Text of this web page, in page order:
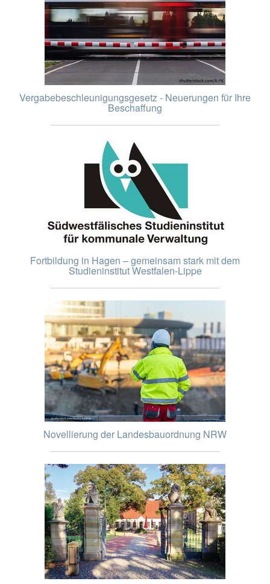
Vergabebeschleunigungsgesetz - Neuerungen für Ihre
Beschaffung
Fortbildung in Hagen – gemeinsam stark mit dem
Studieninstitut Westfalen-Lippe
Novellierung der Landesbauordnung NRW